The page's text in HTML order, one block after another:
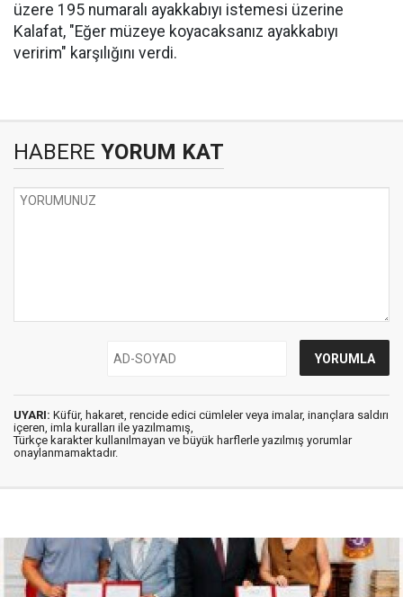
üzere 195 numaralı ayakkabıyı istemesi üzerine
Kalafat, "Eğer müzeye koyacaksanız ayakkabıyı
veririm" karşılığını verdi.
HABERE YORUM KAT
UYARI: Küfür, hakaret, rencide edici cümleler veya imalar, inançlara saldırı
içeren, imla kuralları ile yazılmamış,
Türkçe karakter kullanılmayan ve büyük harflerle yazılmış yorumlar
onaylanmamaktadır.